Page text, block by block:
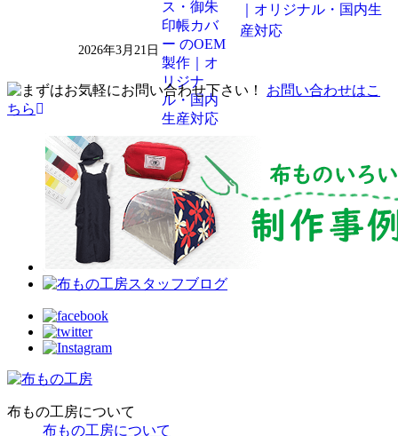
｜オリジナル・国内生
産対応
2026年3月21日
お問い合わせはこ
ちら
布もの工房について
布もの工房について